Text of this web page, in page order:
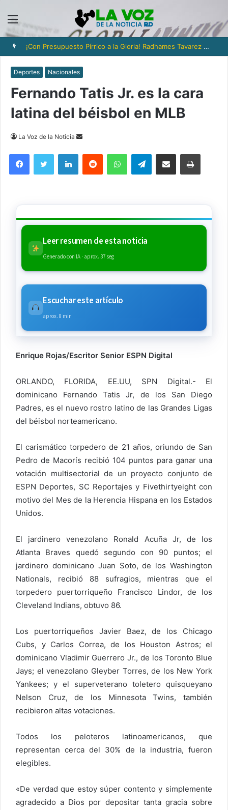
Menú
¡Con Presupuesto Pírrico a la Gloria! Radhames Tavarez y la Hazaña Dorada de la Natación Dominicana
Deportes Nacionales
Fernando Tatis Jr. es la cara
latina del béisbol en MLB
La Voz de la Noticia
Send
email
FacebookTwitter LinkedInReddit WhatsAppTelegramCompartir via Email Imprimi
Leer resumen de esta noticia
Generado con IA · aprox. 37 seg
Escuchar este artículo
aprox. 8 min
Enrique Rojas/Escritor Senior ESPN Digital
ORLANDO, FLORIDA, EE.UU, SPN Digital.- El
dominicano Fernando Tatis Jr, de los San Diego
Padres, es el nuevo rostro latino de las Grandes Ligas
del béisbol norteamericano.
El carismático torpedero de 21 años, oriundo de San
Pedro de Macorís recibió 104 puntos para ganar una
votación multisectorial de un proyecto conjunto de
ESPN Deportes, SC Reportajes y Fivethirtyeight con
motivo del Mes de la Herencia Hispana en los Estados
Unidos.
El jardinero venezolano Ronald Acuña Jr, de los
Atlanta Braves quedó segundo con 90 puntos; el
jardinero dominicano Juan Soto, de los Washington
Nationals, recibió 88 sufragios, mientras que el
torpedero puertorriqueño Francisco Lindor, de los
Cleveland Indians, obtuvo 86.
Los puertorriqueños Javier Baez, de los Chicago
Cubs, y Carlos Correa, de los Houston Astros; el
dominicano Vladimir Guerrero Jr., de los Toronto Blue
Jays; el venezolano Gleyber Torres, de los New York
Yankees; y el superveterano toletero quisqueyano
Nelson Cruz, de los Minnesota Twins, también
recibieron altas votaciones.
Todos los peloteros latinoamericanos, que
representan cerca del 30% de la industria, fueron
elegibles.
«De verdad que estoy súper contento y simplemente
agradecido a Dios por depositar tanta gracia sobre